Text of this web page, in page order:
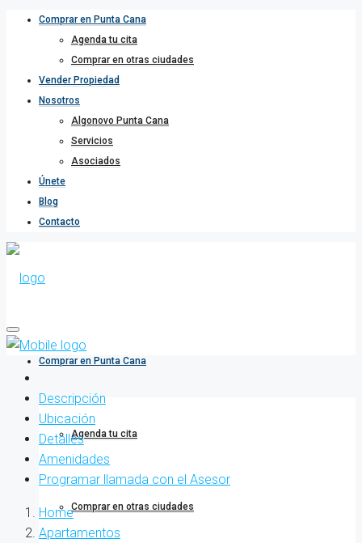
Comprar en Punta Cana
Agenda tu cita
Comprar en otras ciudades
Vender Propiedad
Nosotros
Algonovo Punta Cana
Servicios
Asociados
Únete
Blog
Contacto
Comprar en Punta Cana
Agenda tu cita
Comprar en otras ciudades
Descripción
Ubicación
Detalles
Amenidades
Programar llamada con el Asesor
Home
Apartamentos